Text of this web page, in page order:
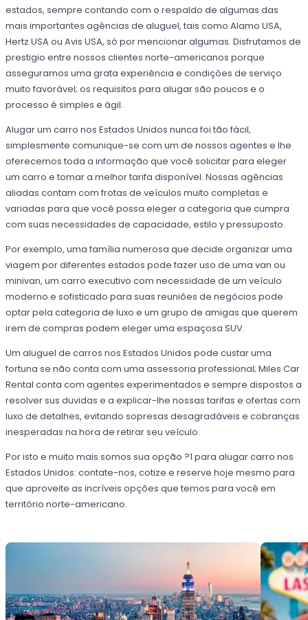
estados, sempre contando com o respaldo de algumas das
mais importantes agências de aluguel, tais como Alamo USA,
Hertz USA ou Avis USA, só por mencionar algumas. Disfrutamos de
prestigio entre nossos clientes norte-americanos porque
asseguramos uma grata experiência e condições de serviço
muito favorável; os requisitos para alugar são poucos e o
processo é simples e ágil.
Alugar um carro nos Estados Unidos nunca foi tão fácil,
simplesmente comunique-se com um de nossos agentes e lhe
oferecemos toda a informação que você solicitar para eleger
um carro e tomar a melhor tarifa disponível. Nossas agências
aliadas contam com frotas de veículos muito completas e
variadas para que você possa eleger a categoria que cumpra
com suas necessidades de capacidade, estilo y pressuposto.
Por exemplo, uma família numerosa que decide organizar uma
viagem por diferentes estados pode fazer uso de uma van ou
minivan, um carro executivo com necessidade de um veículo
moderno e sofisticado para suas reuniões de negócios pode
optar pela categoria de luxo e um grupo de amigas que querem
irem de compras podem eleger uma espaçosa SUV.
Um aluguel de carros nos Estados Unidos pode custar uma
fortuna se não conta com uma assessoria professional; Miles Car
Rental conta com agentes experimentados e sempre dispostos a
resolver sus duvidas e a explicar-lhe nossas tarifas e ofertas com
luxo de detalhes, evitando sopresas desagradáveis e cobranças
inesperadas na hora de retirar seu veículo.
Por isto e muito mais somos sua opção ?1 para alugar carro nos
Estados Unidos: contate-nos, cotize e reserve hoje mesmo para
que aproveite as incríveis opções que temos para você em
território norte-americano.